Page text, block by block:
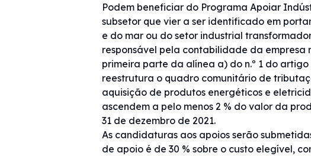
Podem beneficiar do Programa Apoiar
subsetor que vier a ser identificado em
e do mar ou do setor industrial
responsável pela contabilidade da empresa
primeira parte da alínea a) do n.º 1 do
reestrutura o quadro comunitário de
aquisição de produtos energéticos e
ascendem a pelo menos 2 % do valor da
31 de dezembro de 2021.
As candidaturas aos apoios serão
de apoio é de 30 % sobre o custo elegível,